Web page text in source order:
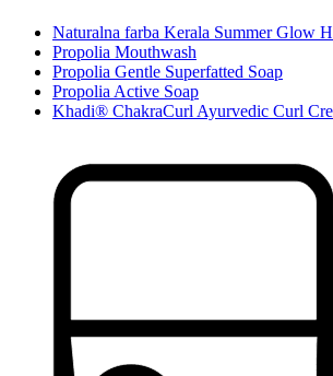
Naturalna farba Kerala Summer Glow
Propolia Mouthwash
Propolia Gentle Superfatted Soap
Propolia Active Soap
Khadi® ChakraCurl Ayurvedic Curl